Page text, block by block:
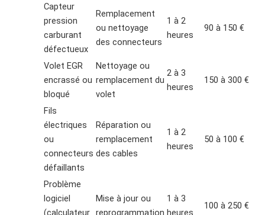
Capteur
pression
carburant
défectueux
Remplacement
ou nettoyage
des connecteurs
1 à 2
heures
90 à 150 €
Volet EGR
encrassé ou
bloqué
Nettoyage ou
remplacement du
volet
2 à 3
heures
150 à 300 €
Fils
électriques
ou
connecteurs
défaillants
Réparation ou
remplacement
des cables
1 à 2
heures
50 à 100 €
Problème
logiciel
(calculateur
Mise à jour ou
reprogrammation
1 à 3
heures
100 à 250 €